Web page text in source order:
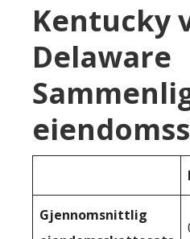
Kentucky
Delaware
Gjennomsnittlig